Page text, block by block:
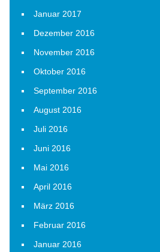
Januar 2017
Dezember 2016
November 2016
Oktober 2016
September 2016
August 2016
Juli 2016
Juni 2016
Mai 2016
April 2016
März 2016
Februar 2016
Januar 2016